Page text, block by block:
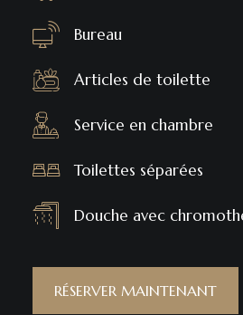
Bureau
Articles de toilette
Service en chambre
Toilettes séparées
Douche avec
RÉSERVER MAINTENANT